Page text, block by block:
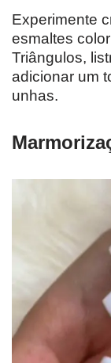
Experimente
esmaltes
Triângulos,
adicionar um
unhas.